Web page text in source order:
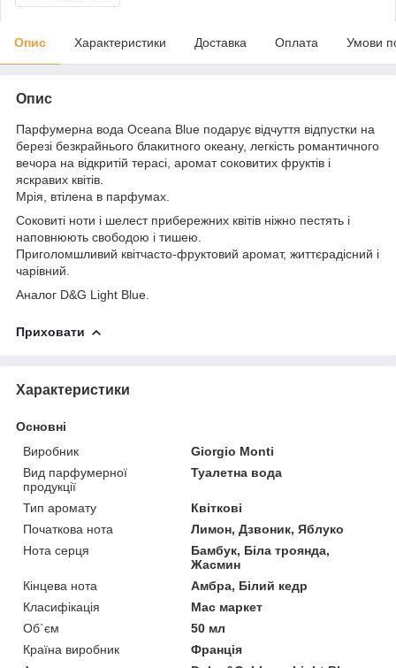
Опис Характеристики Доставка Оплата Умови
Опис
Парфумерна вода Oceana Blue подарує відчуття відпустки на
березі безкрайнього блакитного океану, легкість романтичного
вечора на відкритій терасі, аромат соковитих фруктів і
яскравих квітів.
Мрія, втілена в парфумах.
Соковиті ноти і шелест прибережних квітів ніжно пестять і
наповнюють свободою і тишею.
Приголомшливий квітчасто-фруктовий аромат, життєрадісний і
чарівний.
Аналог D&G Light Blue.
Приховати
Характеристики
Основні
Виробник
Giorgio Monti
Вид парфумерної
продукції
Туалетна вода
Тип аромату
Квіткові
Початкова нота
Лимон, Дзвоник, Яблуко
Нота серця
Бамбук, Біла троянда,
Жасмин
Кінцева нота
Амбра, Білий кедр
Класифікація
Мас маркет
Об`єм
50 мл
Країна виробник
Франція